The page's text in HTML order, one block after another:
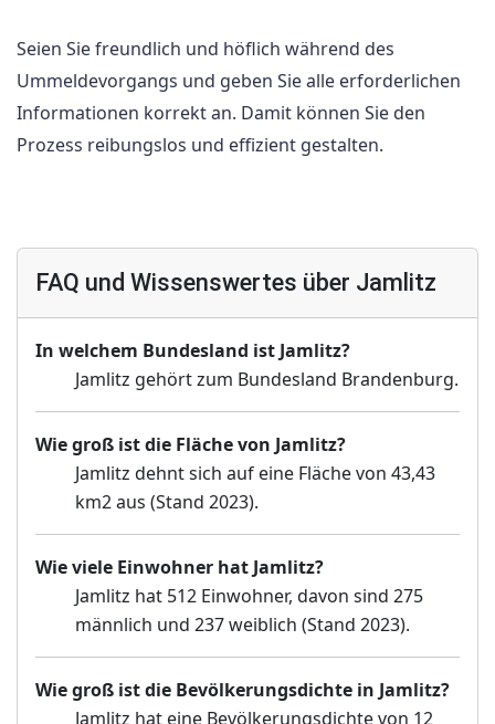
Seien Sie freundlich und höflich während des
Ummeldevorgangs und geben Sie alle erforderlichen
Informationen korrekt an. Damit können Sie den
Prozess reibungslos und effizient gestalten.
FAQ und Wissenswertes über Jamlitz
In welchem Bundesland ist Jamlitz?
Jamlitz gehört zum Bundesland Brandenburg.
Wie groß ist die Fläche von Jamlitz?
Jamlitz dehnt sich auf eine Fläche von 43,43
km2 aus (Stand 2023).
Wie viele Einwohner hat Jamlitz?
Jamlitz hat 512 Einwohner, davon sind 275
männlich und 237 weiblich (Stand 2023).
Wie groß ist die Bevölkerungsdichte in Jamlitz?
Jamlitz hat eine Bevölkerungsdichte von 12